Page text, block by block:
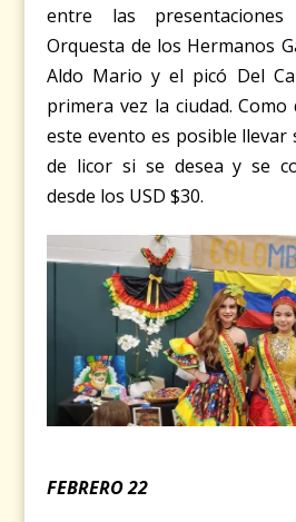
entre las
Orquesta de los Hermanos
Aldo Mario y el picó Del
primera vez la ciudad.
este evento es posible
de licor si se desea y se
desde los USD $30.
FEBRERO 22